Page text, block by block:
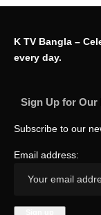
K TV Bangla –
every day.
Sign Up for Our
Subscribe to our
Email address: